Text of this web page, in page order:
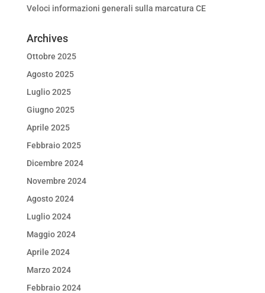
Veloci informazioni generali sulla marcatura CE
Archives
Ottobre 2025
Agosto 2025
Luglio 2025
Giugno 2025
Aprile 2025
Febbraio 2025
Dicembre 2024
Novembre 2024
Agosto 2024
Luglio 2024
Maggio 2024
Aprile 2024
Marzo 2024
Febbraio 2024